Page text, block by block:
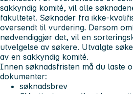
sakkyndig komité, vil alle
fakultetet. Søknader fra ikke-
oversendt til vurdering. Dersom
nødvendiggjør det, vil en
utvelgelse av søkere. Utvalgte
av en sakkyndig komité.
Innen søknadsfristen må du laste
dokumenter:
søknadsbrev